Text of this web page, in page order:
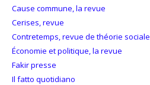
Cause commune, la revue
Cerises, revue
Contretemps, revue de théorie sociale
Économie et politique, la revue
Fakir presse
Il fatto quotidiano